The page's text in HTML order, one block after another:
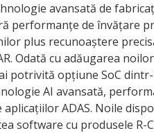
avansată de
performanțe de învățare
plus recunoaștere
Odată cu adăugarea
potrivită opțiune SoC
AI avansată,
aplicațiilor ADAS. Noile
software cu produsele